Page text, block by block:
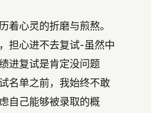
着心灵的折磨与煎熬。
担心进不去复试-虽然中
进复试是肯定没问题
名单之前，我始终不敢
自己能够被录取的概